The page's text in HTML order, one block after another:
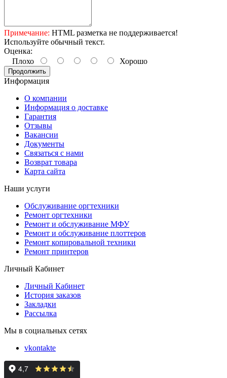
Примечание: HTML разметка не поддерживается!
Используйте обычный текст.
Оценка:
Плохо
Хорошо
Продолжить
Информация
О компании
Информация о доставке
Гарантия
Отзывы
Вакансии
Документы
Связаться с нами
Возврат товара
Карта сайта
Наши услуги
Обслуживание оргтехники
Ремонт оргтехники
Ремонт и обслуживание МФУ
Ремонт и обслуживание плоттеров
Ремонт копировальной техники
Ремонт принтеров
Личный Кабинет
Личный Кабинет
История заказов
Закладки
Рассылка
Мы в социальных сетях
vkontakte